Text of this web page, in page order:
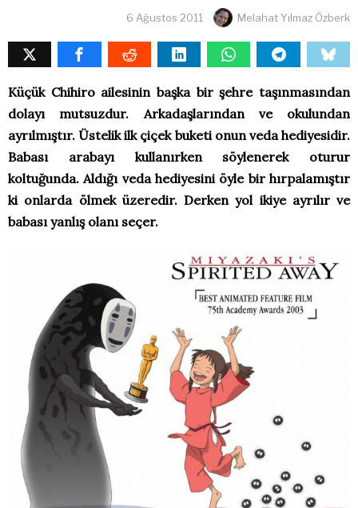
6 Ağustos 2011 Melahat Yılmaz Özberk
Küçük Chihiro ailesinin başka bir şehre taşınmasından
dolayı mutsuzdur. Arkadaşlarından ve okulundan
ayrılmıştır. Üstelik ilk çiçek buketi onun veda hediyesidir.
Babası arabayı kullanırken söylenerek oturur
koltuğunda. Aldığı veda hediyesini öyle bir hırpalamıştır
ki onlarda ölmek üzeredir. Derken yol ikiye ayrılır ve
babası yanlış olanı seçer.